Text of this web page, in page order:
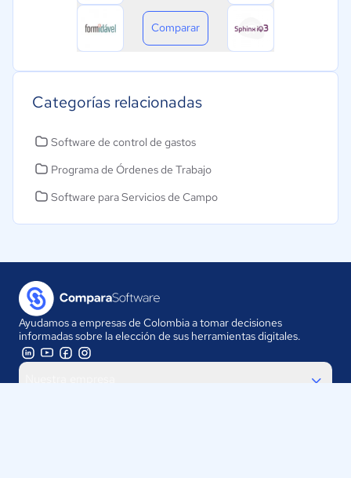
Comparar
Categorías relacionadas
Software de control de gastos
Programa de Órdenes de Trabajo
Software para Servicios de Campo
Ayudamos a empresas de Colombia a tomar decisiones
informadas sobre la elección de sus herramientas digitales.